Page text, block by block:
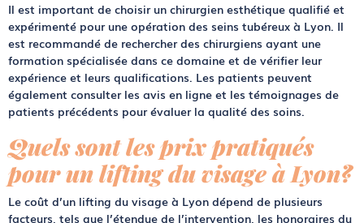
Il est important de choisir un chirurgien esthétique qualifié et
expérimenté pour une opération des seins tubéreux à Lyon. Il
est recommandé de rechercher des chirurgiens ayant une
formation spécialisée dans ce domaine et de vérifier leur
expérience et leurs qualifications. Les patients peuvent
également consulter les avis en ligne et les témoignages de
patients précédents pour évaluer la qualité des soins.
Quels sont les prix pratiqués
pour un lifting du visage à Lyon?
Le coût d’un lifting du visage à Lyon dépend de plusieurs
facteurs, tels que l’étendue de l’intervention, les honoraires du